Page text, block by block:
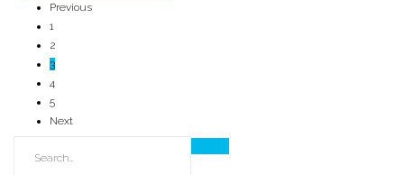
Previous
1
2
3
4
5
Next